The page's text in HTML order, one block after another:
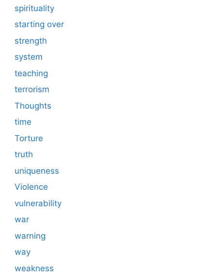
spirituality
starting over
strength
system
teaching
terrorism
Thoughts
time
Torture
truth
uniqueness
Violence
vulnerability
war
warning
way
weakness